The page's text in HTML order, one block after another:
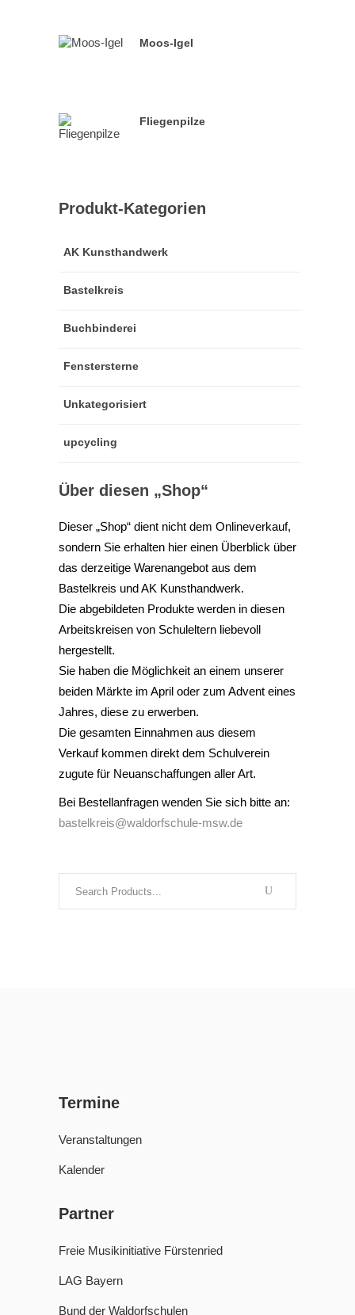
Moos-Igel
Fliegenpilze
Produkt-Kategorien
AK Kunsthandwerk
Bastelkreis
Buchbinderei
Fenstersterne
Unkategorisiert
upcycling
Über diesen „Shop“
Dieser „Shop“ dient nicht dem Onlineverkauf,
sondern Sie erhalten hier einen Überblick über
das derzeitige Warenangebot aus dem
Bastelkreis und AK Kunsthandwerk.
Die abgebildeten Produkte werden in diesen
Arbeitskreisen von Schuleltern liebevoll
hergestellt.
Sie haben die Möglichkeit an einem unserer
beiden Märkte im April oder zum Advent eines
Jahres, diese zu erwerben.
Die gesamten Einnahmen aus diesem
Verkauf kommen direkt dem Schulverein
zugute für Neuanschaffungen aller Art.
Bei Bestellanfragen wenden Sie sich bitte an:
bastelkreis@waldorfschule-msw.de
Termine
Veranstaltungen
Kalender
Partner
Freie Musikinitiative Fürstenried
LAG Bayern
Bund der Waldorfschulen